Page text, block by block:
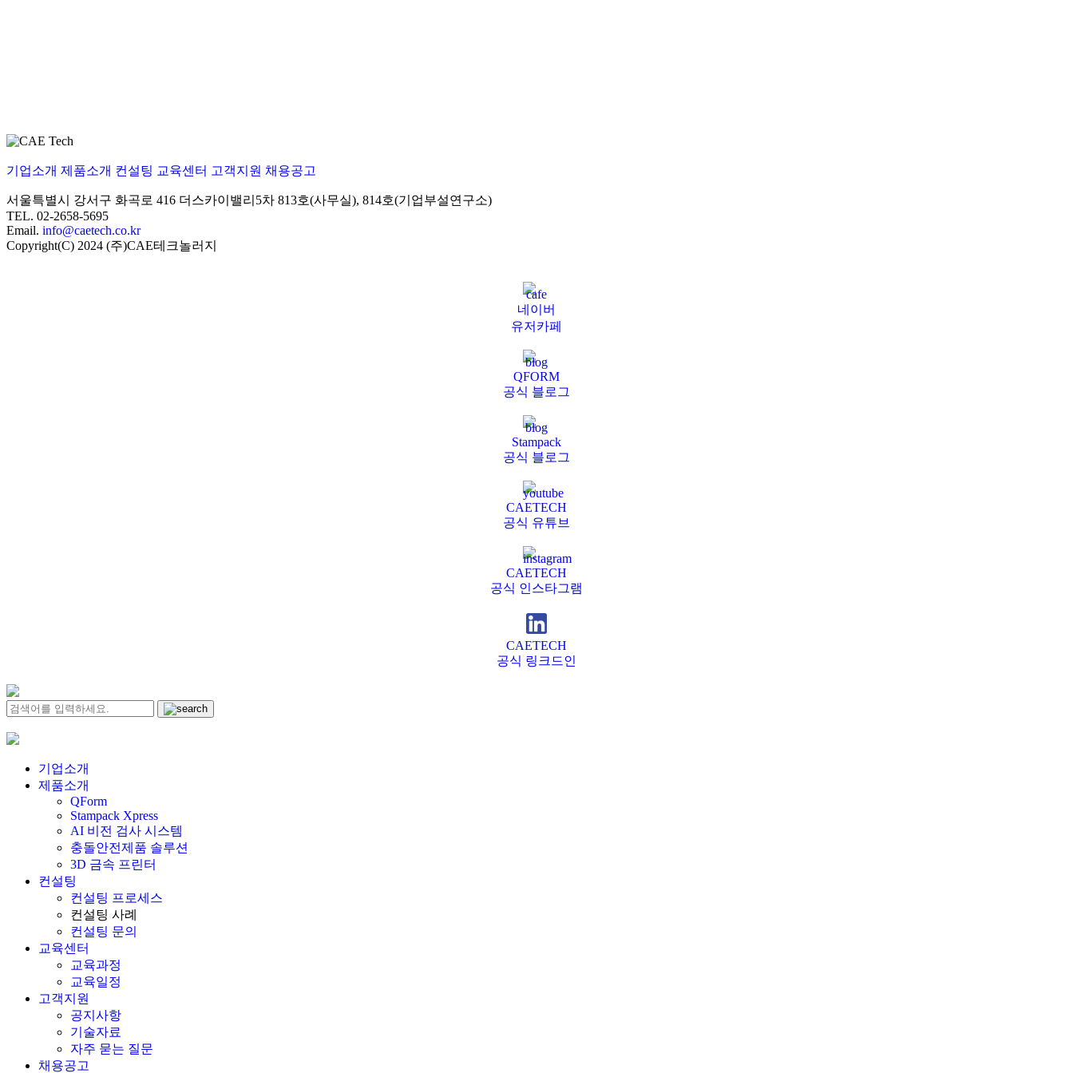
기업소개 제품소개 컨설팅 교육센터 고객지원 채용공고
서울특별시 강서구 화곡로 416 더스카이밸리5차 813호(사무실), 814호(기업부설연구소)
TEL. 02-2658-5695
Email. info@caetech.co.kr
Copyright(C) 2024 (주)CAE테크놀러지
네이버
유저카페
QFORM
공식 블로그
Stampack
공식 블로그
CAETECH
공식 유튜브
CAETECH
공식 인스타그램
CAETECH
공식 링크드인
기업소개
제품소개
QForm
Stampack Xpress
AI 비전 검사 시스템
충돌안전제품 솔루션
3D 금속 프린터
컨설팅
컨설팅 프로세스
컨설팅 사례
컨설팅 문의
교육센터
교육과정
교육일정
고객지원
공지사항
기술자료
자주 묻는 질문
채용공고